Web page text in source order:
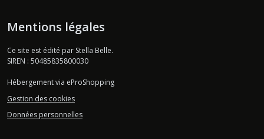
Mentions légales
Ce site est édité par Stella Belle.
SIREN : 50485835800030
Hébergement via eProShopping
Gestion des cookies
Données personnelles